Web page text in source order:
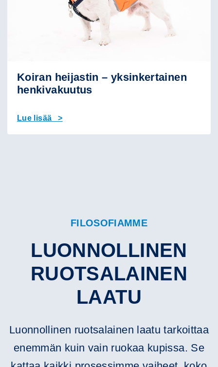
Koiran heijastin – yksinkertainen
henkivakuutus
Lue lisää >
FILOSOFIAMME
LUONNOLLINEN
RUOTSALAINEN
LAATU
Luonnollinen ruotsalainen laatu tarkoittaa
enemmän kuin vain ruokaa kupissa. Se